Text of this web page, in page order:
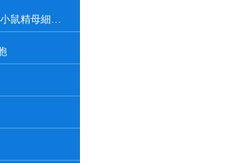
GC-2SPD(TS) 小鼠精母細胞系